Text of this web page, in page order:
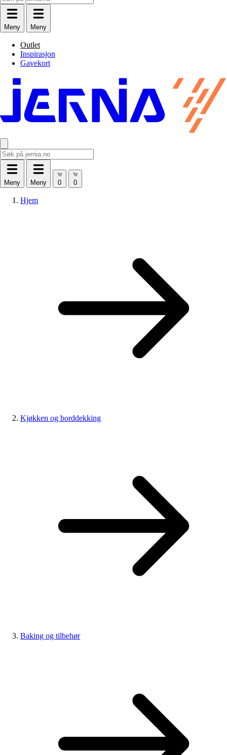
Meny Meny
Outlet
Inspirasjon
Gavekort
Meny Meny
Hjem
Kjøkken og borddekking
Baking og tilbehør